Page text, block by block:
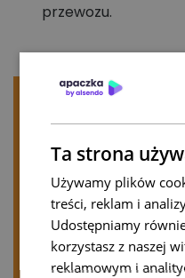
przewozu.
Kiedy otrzymam
do
Ta strona
Używamy plików
treści, reklam i
Udostępniamy
korzystasz z naszej
reklamowym i